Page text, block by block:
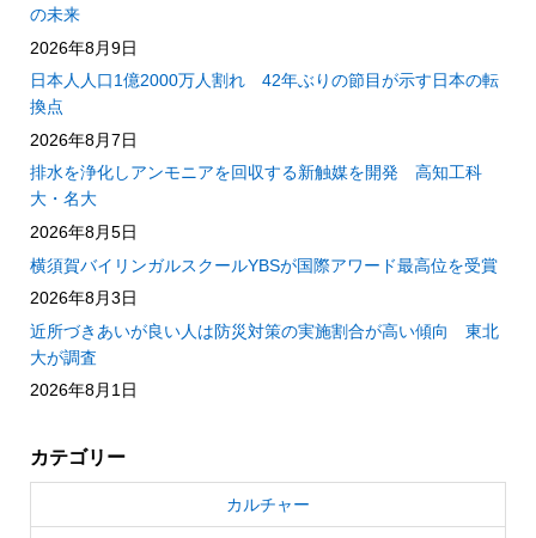
の未来
2026年8月9日
日本人人口1億2000万人割れ 42年ぶりの節目が示す日本の転
換点
2026年8月7日
排水を浄化しアンモニアを回収する新触媒を開発 高知工科
大・名大
2026年8月5日
横須賀バイリンガルスクールYBSが国際アワード最高位を受賞
2026年8月3日
近所づきあいが良い人は防災対策の実施割合が高い傾向 東北
大が調査
2026年8月1日
カテゴリー
カルチャー